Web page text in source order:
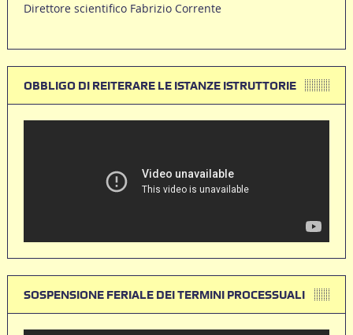
Direttore scientifico Fabrizio Corrente
OBBLIGO DI REITERARE LE ISTANZE ISTRUTTORIE
SOSPENSIONE FERIALE DEI TERMINI PROCESSUALI